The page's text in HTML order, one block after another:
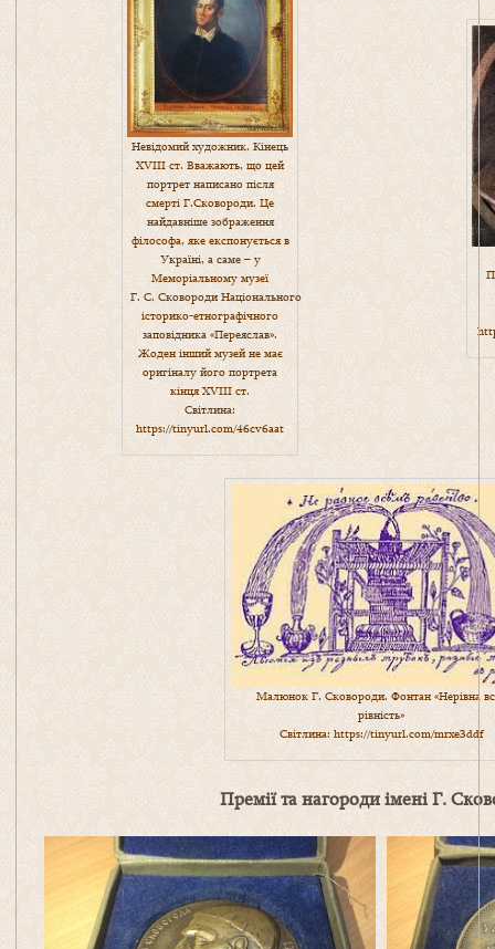
Невідомий художник. Кінець
XVIII ст. Вважають, що цей
портрет написано після
смерті Г.Сковороди. Це
найдавніше зображення
філософа, яке експонується в
Україні, а саме – у
Меморіальному музеї
Г. С. Сковороди Національного
історико-етнографічного
заповідника «Переяслав».
Жоден інший музей не має
оригіналу його портрета
кінця XVIII ст.
Світлина:
https://tinyurl.com/46cv6aat
Малюнок Г. Сковороди. Фонтан «Нерівна
рівність»
Світлина: https://tinyurl.com/mrxe3ddf
Премії та нагороди імені Г.